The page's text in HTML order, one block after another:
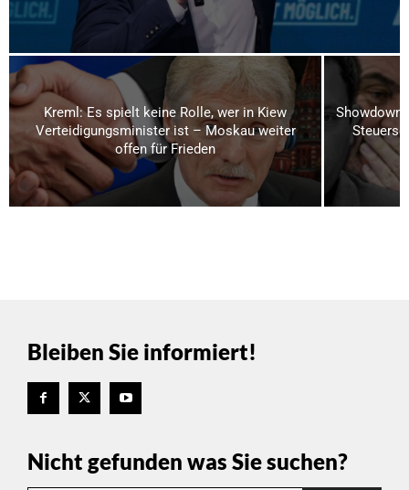
Kreml: Es spielt keine Rolle, wer in Kiew
Verteidigungsminister ist – Moskau weiter
offen für Frieden
Showdown
Bleiben Sie informiert!
Nicht gefunden was Sie suchen?